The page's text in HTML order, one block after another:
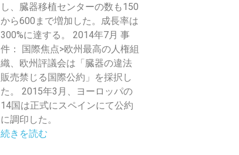
し、臓器移植センターの数も150
から600まで増加した。成長率は
300%に達する。 2014年7月 事
件： 国際焦点>欧州最高の人権組
織、欧州評議会は「臓器の違法
販売禁じる国際公約」を採択し
た。 2015年3月、ヨーロッパの
14国は正式にスペインにて公約
に調印した。
続きを読む